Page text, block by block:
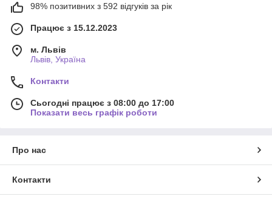
98% позитивних з 592 відгуків за рік
Працює з 15.12.2023
м. Львів
Львів, Україна
Контакти
Сьогодні працює з 08:00 до 17:00
Показати весь графік роботи
Про нас
Контакти